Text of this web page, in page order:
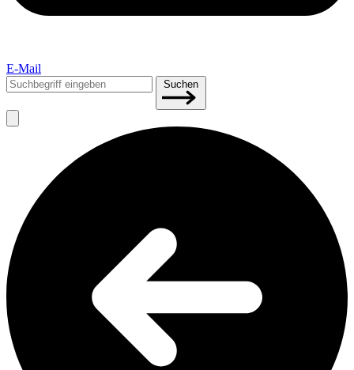
E-Mail
Suchen
nach:
Suchen